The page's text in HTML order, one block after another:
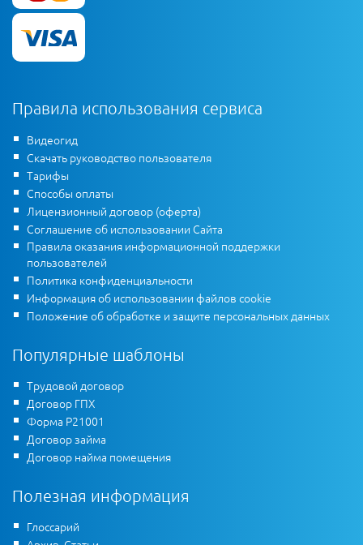
Правила использования сервиса
Видеогид
Скачать руководство пользователя
Тарифы
Способы оплаты
Лицензионный договор (оферта)
Соглашение об использовании Сайта
Правила оказания информационной поддержки
пользователей
Политика конфиденциальности
Информация об использовании файлов cookie
Положение об обработке и защите персональных данных
Популярные шаблоны
Трудовой договор
Договор ГПХ
Форма Р21001
Договор займа
Договор найма помещения
Полезная информация
Глоссарий